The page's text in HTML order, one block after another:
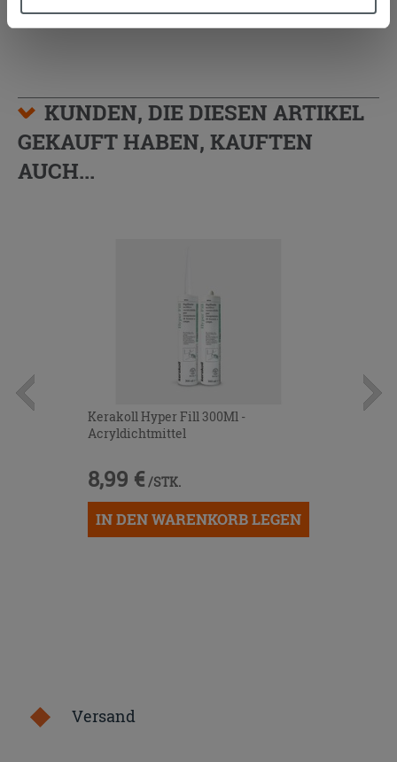
Zustimmung kann durch Klicken auf die Schaltfläche
KUNDEN, DIE DIESEN ARTIKEL
GEKAUFT HABEN, KAUFTEN
AUCH...
Kerakoll Hyper Fill 300Ml -
Acryldichtmittel
8,99 € /STK.
IN DEN WARENKORB LEGEN
Versand